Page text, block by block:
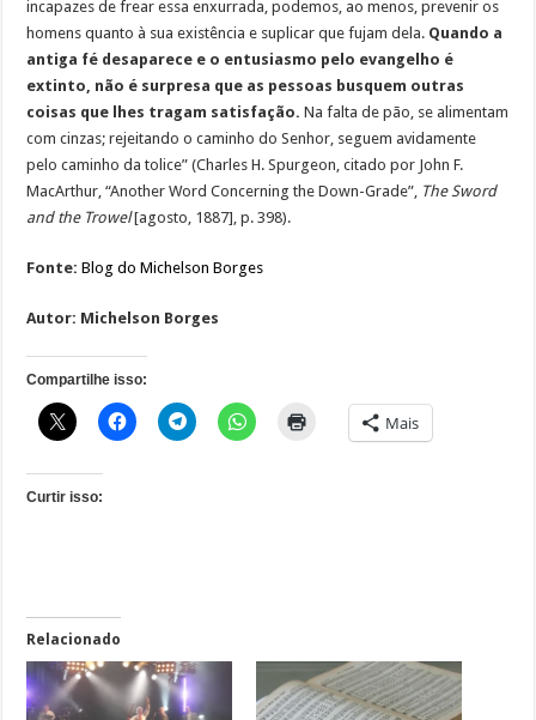
incapazes de frear essa enxurrada, podemos, ao menos, prevenir os
homens quanto à sua existência e suplicar que fujam dela. Quando a
antiga fé desaparece e o entusiasmo pelo evangelho é
extinto, não é surpresa que as pessoas busquem outras
coisas que lhes tragam satisfação. Na falta de pão, se alimentam
com cinzas; rejeitando o caminho do Senhor, seguem avidamente
pelo caminho da tolice” (Charles H. Spurgeon, citado por John F.
MacArthur, “Another Word Concerning the Down-Grade”, The Sword
and the Trowel[agosto, 1887], p. 398).
Fonte: Blog do Michelson Borges
Autor: Michelson Borges
Compartilhe isso:
Mais
Curtir isso:
Relacionado